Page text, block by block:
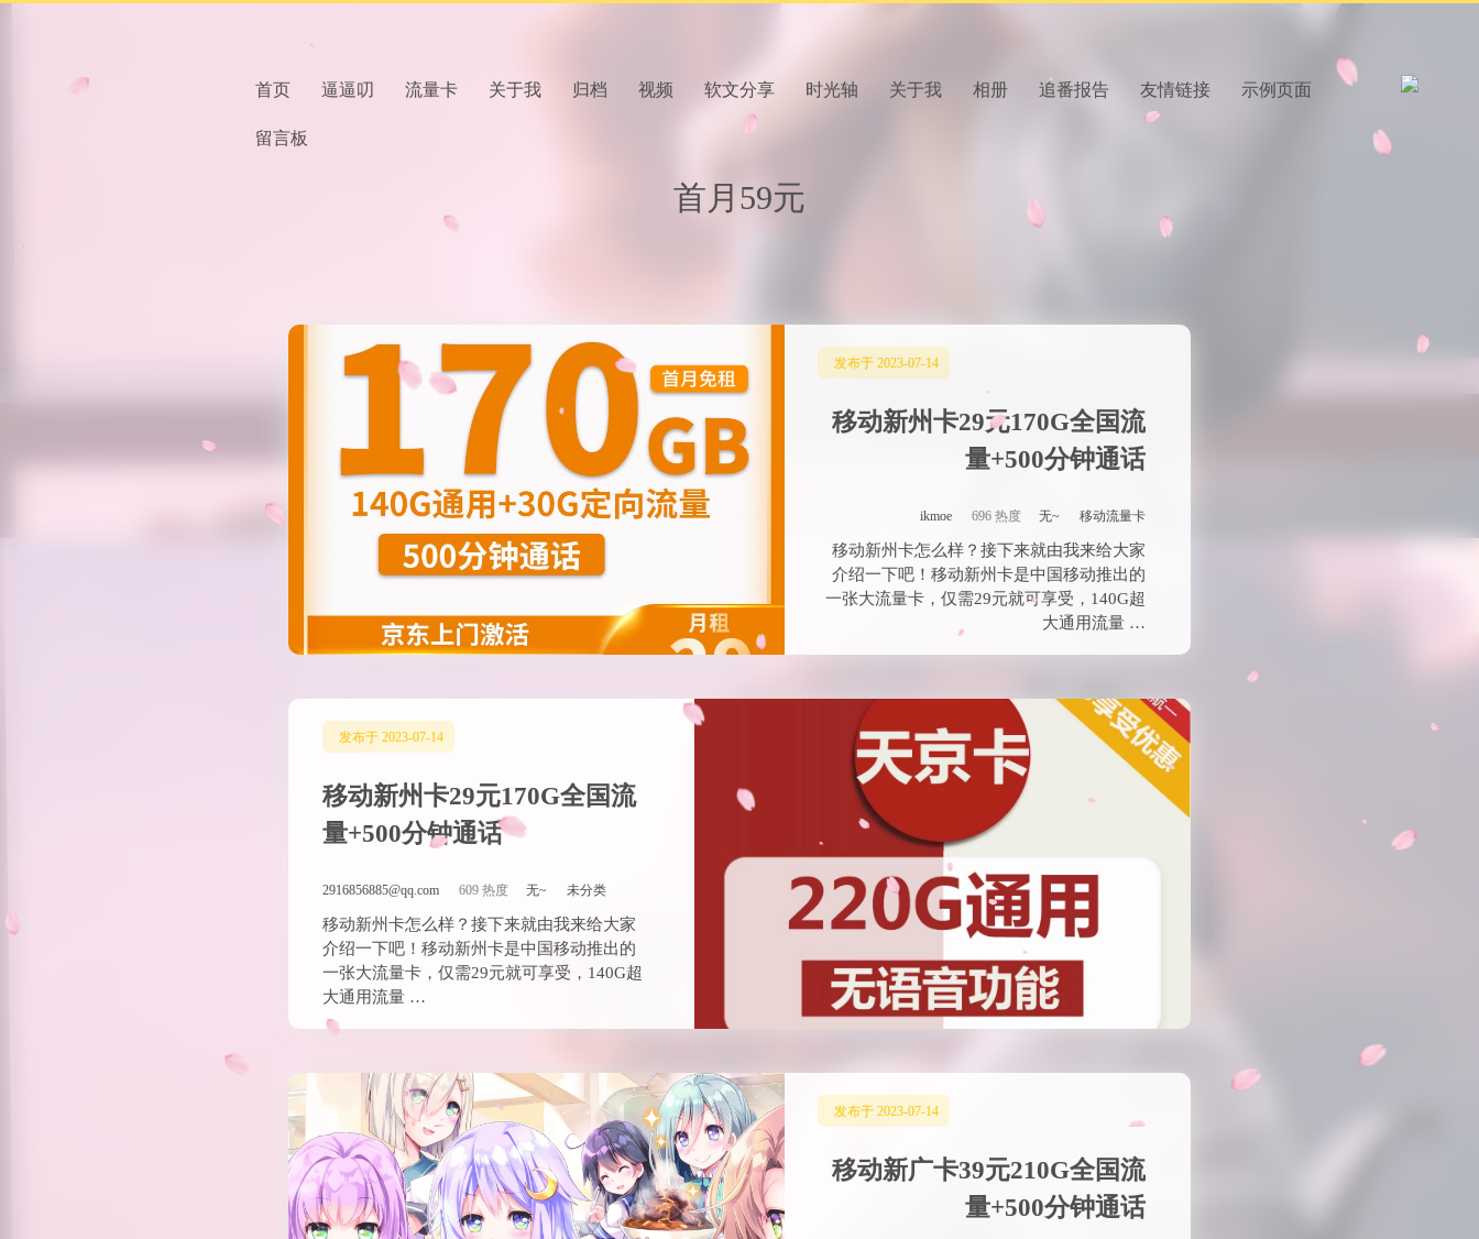
首页 逼逼叨 流量卡 关于我 归档 视频 软文分享 时光轴 关于我 相册 追番报告 友情链接 示例页面
留言板
首月59元
发布于 2023-07-14
移动新州卡29元170G全国流
量+500分钟通话
ikmoe 696 热度 无~ 移动流量卡
移动新州卡怎么样？接下来就由我来给大家
介绍一下吧！移动新州卡是中国移动推出的
一张大流量卡，仅需29元就可享受，140G超
大通用流量 …
发布于 2023-07-14
移动新州卡29元170G全国流
量+500分钟通话
2916856885@qq.com 609 热度 无~ 未分类
移动新州卡怎么样？接下来就由我来给大家
介绍一下吧！移动新州卡是中国移动推出的
一张大流量卡，仅需29元就可享受，140G超
大通用流量 …
发布于 2023-07-14
移动新广卡39元210G全国流
量+500分钟通话